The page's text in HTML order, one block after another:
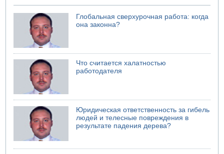
Глобальная сверхурочная работа: когда
она законна?
Что считается халатностью
работодателя
Юридическая ответственность за гибель
людей и телесные повреждения в
результате падения дерева?